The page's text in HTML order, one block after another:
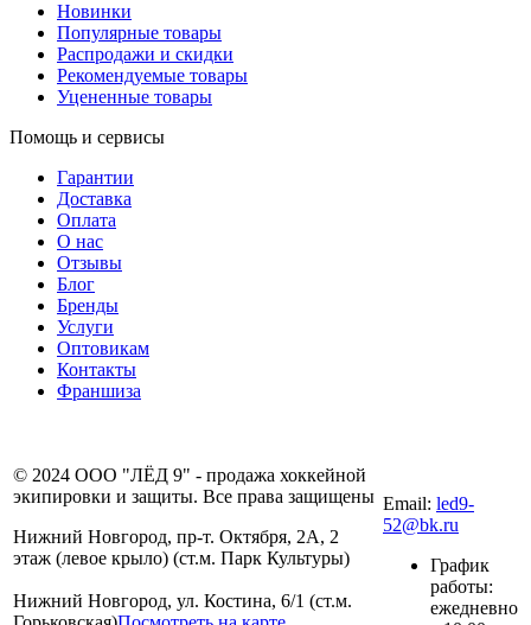
Новинки
Популярные товары
Распродажи и скидки
Рекомендуемые товары
Уцененные товары
Помощь и сервисы
Гарантии
Доставка
Оплата
О нас
Отзывы
Блог
Бренды
Услуги
Оптовикам
Контакты
Франшиза
© 2024 ООО "ЛЁД 9" - продажа хоккейной
экипировки и защиты. Все права защищены
Нижний Новгород, пр-т. Октября, 2А, 2
этаж (левое крыло) (ст.м. Парк Культуры)
Нижний Новгород, ул. Костина, 6/1 (ст.м.
Email: led9-
52@bk.ru
График
работы:
ежедневно